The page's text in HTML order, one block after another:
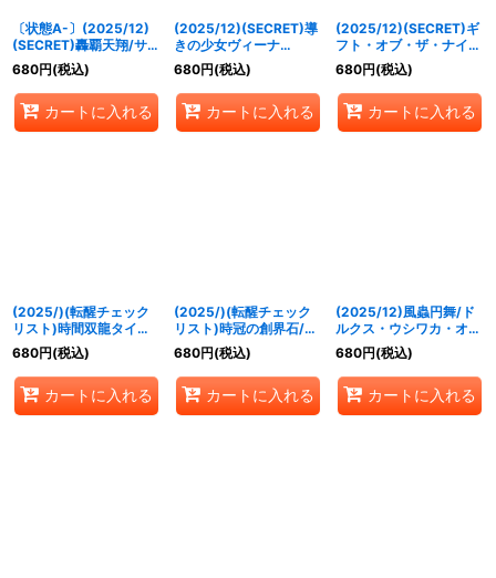
〔状態A-〕(2025/12)
(SECRET)轟覇天翔/サイ
ゴード・ゴレム・オリジ
ン【転醒X-SEC】
{BSC47-
RVTX07a/BSC47-
RVTX07b}《青》
680円(税込)
カートに入れる
(2025/12)(SECRET)導
きの少女ヴィーナ
(BSC47収録)【X-
SEC】{BS52-X08}
《多》
680円(税込)
カートに入れる
(2025/12)(SECRET)ギ
フト・オブ・ザ・ナイ
ル/クレオパトラス・オ
リジン【転醒X-SEC】
{BSC47-
RVTX06a/BSC47-
RVTX06b}《黄》
680円(税込)
カートに入れる
(2025/)(転醒チェック
リスト)時間双龍タイム
ラー・ダイムラー/時空
竜軍団長タイムラー・ダ
イムラー【-】{BSC47-
RV009}《青》
680円(税込)
カートに入れる
(2025/)(転醒チェック
リスト)時冠の創界石/時
冠魔神【-】{BSC47-
RV014}《青》
680円(税込)
カートに入れる
(2025/12)風蟲円舞/ド
ルクス・ウシワカ・オリ
ジン【転醒X】{BSC47-
RVTX03a/BSC47-
RVTX03b}《緑》
680円(税込)
カートに入れる